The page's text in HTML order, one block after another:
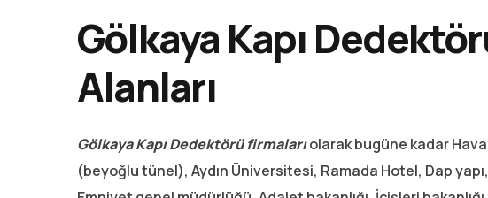
Gölkaya Kapı
Alanları
Gölkaya Kapı Dedektörü firmalarıolarak bugüne kadar
(beyoğlu tünel), Aydın Üniversitesi, Ramada Hotel, Dap